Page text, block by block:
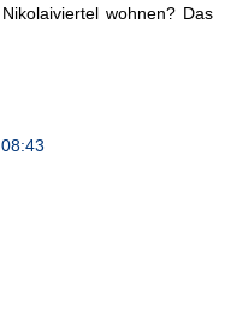
wohnen? Das